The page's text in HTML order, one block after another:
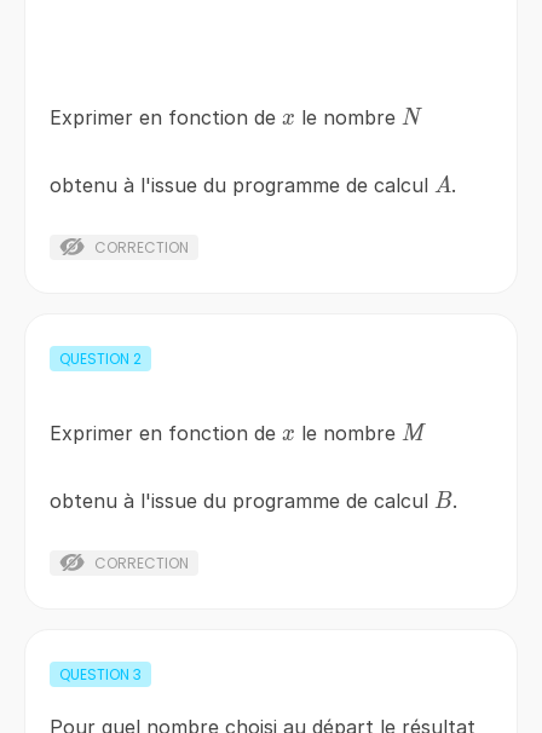
Exprimer en fonction de x
x le nombre N
N
obtenu à l'issue du programme de calcul A
A.
CORRECTION
QUESTION 2
Exprimer en fonction de x
x le nombre M
M
obtenu à l'issue du programme de calcul B
B.
CORRECTION
QUESTION 3
Pour quel nombre choisi au départ le résultat